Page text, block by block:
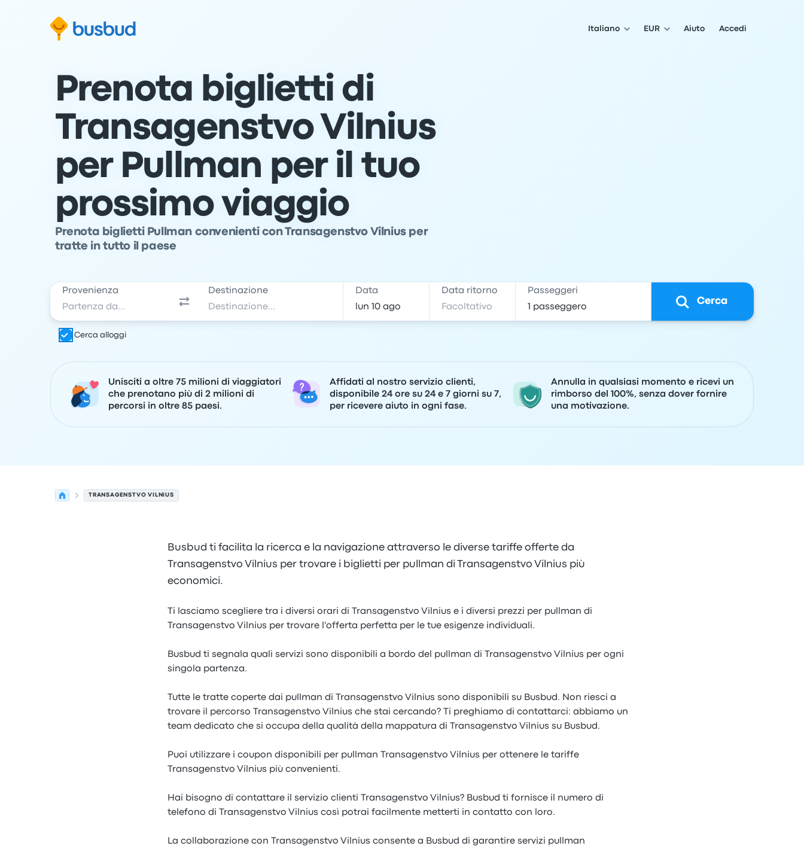
al modulo di ricerca
Passa al contenuto
Vai al piè di pagina
Italiano EUR Aiuto Accedi
Prenota biglietti di
Transagenstvo Vilnius
per Pullman per il tuo
prossimo viaggio
Prenota biglietti Pullman convenienti con Transagenstvo Vilnius per
tratte in tutto il paese
Provenienza Destinazione Data Data ritorno Passeggeri
Cerca
Cerca alloggi
Unisciti a oltre 75 milioni di viaggiatori
che prenotano più di 2 milioni di
percorsi in oltre 85 paesi.
Affidati al nostro servizio clienti,
disponibile 24 ore su 24 e 7 giorni su 7,
per ricevere aiuto in ogni fase.
Annulla in qualsiasi momento e ricevi un
rimborso del 100%, senza dover fornire
una motivazione.
TRANSAGENSTVO VILNIUS
Busbud ti facilita la ricerca e la navigazione attraverso le diverse tariffe offerte da
Transagenstvo Vilnius per trovare i biglietti per pullman di Transagenstvo Vilnius più
economici.
Ti lasciamo scegliere tra i diversi orari di Transagenstvo Vilnius e i diversi prezzi per pullman di
Transagenstvo Vilnius per trovare l'offerta perfetta per le tue esigenze individuali.
Busbud ti segnala quali servizi sono disponibili a bordo del pullman di Transagenstvo Vilnius per ogni
singola partenza.
Tutte le tratte coperte dai pullman di Transagenstvo Vilnius sono disponibili su Busbud. Non riesci a
trovare il percorso Transagenstvo Vilnius che stai cercando? Ti preghiamo di contattarci: abbiamo un
team dedicato che si occupa della qualità della mappatura di Transagenstvo Vilnius su Busbud.
Puoi utilizzare i coupon disponibili per pullman Transagenstvo Vilnius per ottenere le tariffe
Transagenstvo Vilnius più convenienti.
Hai bisogno di contattare il servizio clienti Transagenstvo Vilnius? Busbud ti fornisce il numero di
telefono di Transagenstvo Vilnius così potrai facilmente metterti in contatto con loro.
La collaborazione con Transagenstvo Vilnius consente a Busbud di garantire servizi pullman